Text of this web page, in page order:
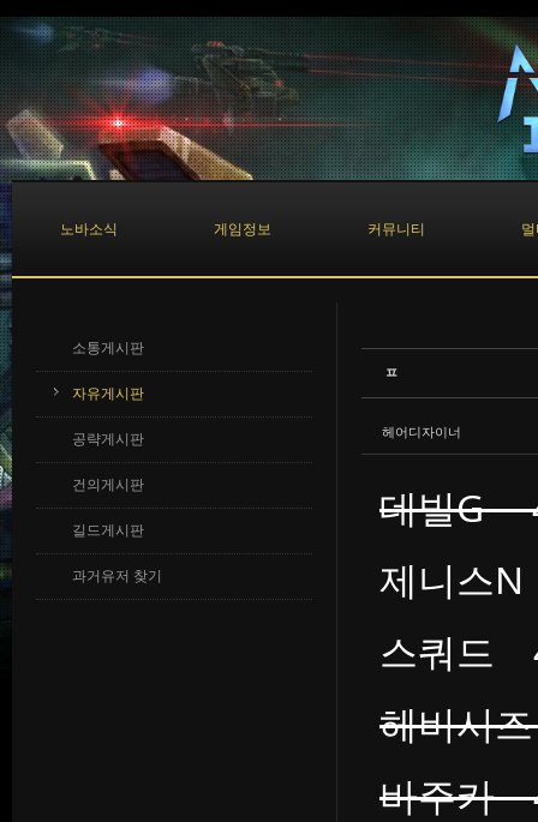
노바소식 게임정보 커뮤니티
소통게시판
자유게시판
공략게시판
건의게시판
길드게시판
과거유저 찾기
ㅍ
헤어디자이너
데빌
제니
스쿼
헤비
바주
Sketchbook5, 스케치북5
Sketchbook5, 스케치북5